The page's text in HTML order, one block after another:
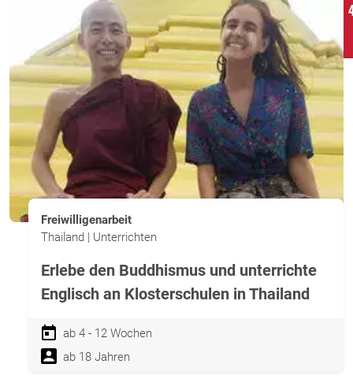
Freiwilligenarbeit
Thailand | Unterrichten
Erlebe den Buddhismus und unterrichte
Englisch an Klosterschulen in Thailand
ab 4 - 12 Wochen
ab 18 Jahren